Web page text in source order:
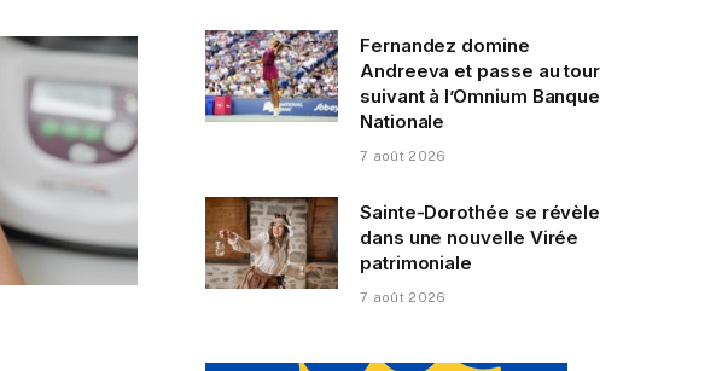
Fernandez domine
Andreeva et passe au tour
suivant à l’Omnium Banque
Nationale
7 août 2026
Sainte-Dorothée se révèle
dans une nouvelle Virée
patrimoniale
7 août 2026